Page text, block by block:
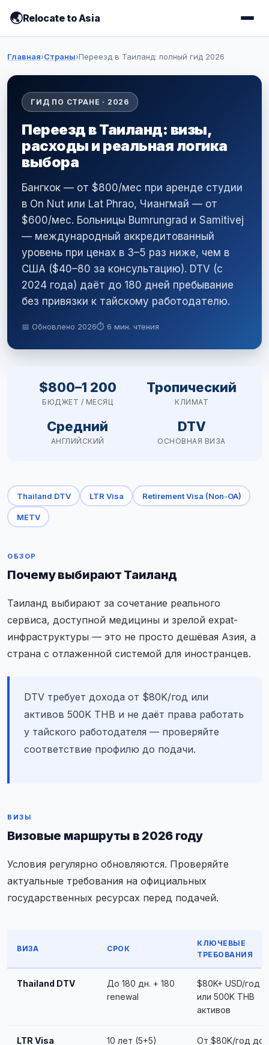
Relocate to Asia
Главная›Страны›Переезд в Таиланд: полный гид 2026
ГИД ПО СТРАНЕ · 2026
Переезд в Таиланд: визы,
расходы и реальная логика
выбора
Бангкок — от $800/мес при аренде студии
в On Nut или Lat Phrao, Чиангмай — от
$600/мес. Больницы Bumrungrad и Samitivej
— международный аккредитованный
уровень при ценах в 3–5 раз ниже, чем в
США ($40–80 за консультацию). DTV (с
2024 года) даёт до 180 дней пребывание
без привязки к тайскому работодателю.
📅 Обновлено 2026⏱ 6 мин. чтения
$800–1 200
БЮДЖЕТ / МЕСЯЦ
Тропический
КЛИМАТ
Средний
АНГЛИЙСКИЙ
DTV
ОСНОВНАЯ ВИЗА
Thailand DTV LTR Visa Retirement Visa (Non-OA)
METV
ОБЗОР
Почему выбирают Таиланд
Таиланд выбирают за сочетание реального
сервиса, доступной медицины и зрелой expat-
инфраструктуры — это не просто дешёвая Азия, а
страна с отлаженной системой для иностранцев.
DTV требует дохода от $80K/год или
активов 500K THB и не даёт права работать
у тайского работодателя — проверяйте
соответствие профилю до подачи.
ВИЗЫ
Визовые маршруты в 2026 году
Условия регулярно обновляются. Проверяйте
актуальные требования на официальных
государственных ресурсах перед подачей.
ВИЗА СРОК
КЛЮЧЕВЫЕ
ТРЕБОВАНИЯ
Thailand DTV
До 180 дн. + 180
renewal
$80K+ USD/год
или 500K THB
активов
LTR Visa 10 лет (5+5)
От $80K/год до